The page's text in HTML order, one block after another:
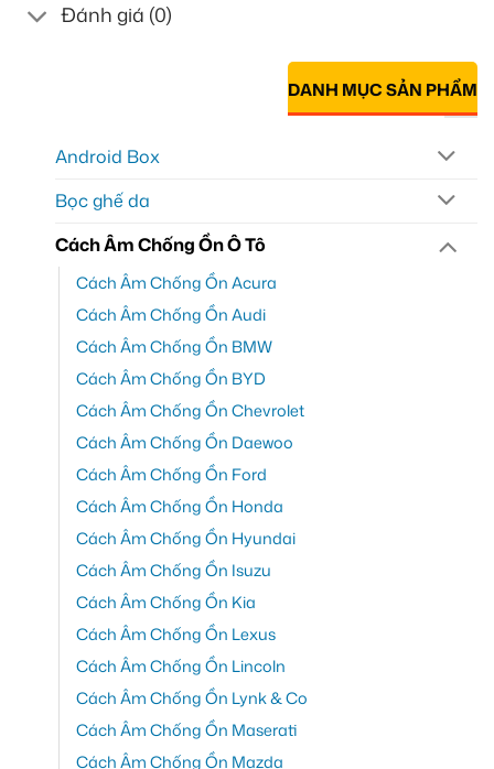
Đánh giá (0)
DANH MỤC SẢN PHẨM
Android Box
Bọc ghế da
Cách Âm Chống Ồn Ô Tô
Cách Âm Chống Ồn Acura
Cách Âm Chống Ồn Audi
Cách Âm Chống Ồn BMW
Cách Âm Chống Ồn BYD
Cách Âm Chống Ồn Chevrolet
Cách Âm Chống Ồn Daewoo
Cách Âm Chống Ồn Ford
Cách Âm Chống Ồn Honda
Cách Âm Chống Ồn Hyundai
Cách Âm Chống Ồn Isuzu
Cách Âm Chống Ồn Kia
Cách Âm Chống Ồn Lexus
Cách Âm Chống Ồn Lincoln
Cách Âm Chống Ồn Lynk & Co
Cách Âm Chống Ồn Maserati
Cách Âm Chống Ồn Mazda